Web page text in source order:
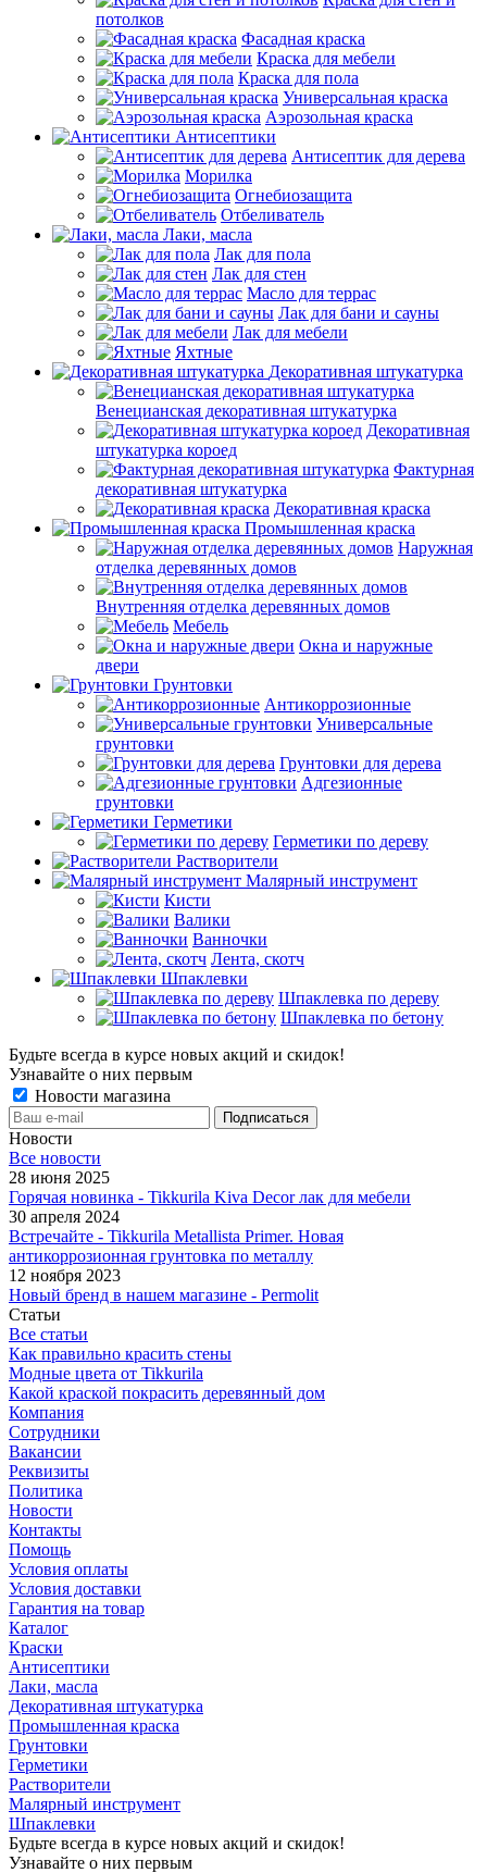
потолков
Фасадная краска
Краска для мебели
Краска для пола
Универсальная краска
Аэрозольная краска
Антисептики
Антисептик для дерева
Морилка
Огнебиозащита
Отбеливатель
Лаки, масла
Лак для пола
Лак для стен
Масло для террас
Лак для бани и сауны
Лак для мебели
Яхтные
Декоративная штукатурка
Венецианская декоративная штукатурка
Декоративная
штукатурка короед
Фактурная
декоративная штукатурка
Декоративная краска
Промышленная краска
Наружная
отделка деревянных домов
Внутренняя отделка деревянных домов
Мебель
Окна и наружные
двери
Грунтовки
Антикоррозионные
Универсальные
грунтовки
Грунтовки для дерева
Адгезионные
грунтовки
Герметики
Герметики по дереву
Растворители
Малярный инструмент
Кисти
Валики
Ванночки
Лента, скотч
Шпаклевки
Шпаклевка по дереву
Шпаклевка по бетону
Будьте всегда в курсе новых акций и скидок!
Узнавайте о них первым
Новости магазина
Новости
Все новости
28 июня 2025
Горячая новинка - Tikkurila Kiva Decor лак для мебели
30 апреля 2024
Встречайте - Tikkurila Metallista Primer. Новая
антикоррозионная грунтовка по металлу
12 ноября 2023
Новый бренд в нашем магазине - Permolit
Статьи
Все статьи
Как правильно красить стены
Модные цвета от Tikkurila
Какой краской покрасить деревянный дом
Компания
Сотрудники
Вакансии
Реквизиты
Политика
Новости
Контакты
Помощь
Условия оплаты
Условия доставки
Гарантия на товар
Каталог
Краски
Антисептики
Лаки, масла
Декоративная штукатурка
Промышленная краска
Грунтовки
Герметики
Растворители
Малярный инструмент
Шпаклевки
Будьте всегда в курсе новых акций и скидок!
Узнавайте о них первым